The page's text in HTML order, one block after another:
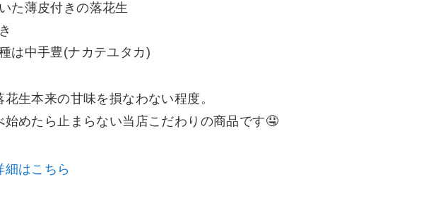
た薄皮付きの落花生
は中手豊(ナカテユタカ)
生本来の甘味を損なわない程度。
始めたら止まらない当店こだわりの商品です🤤
細はこちら